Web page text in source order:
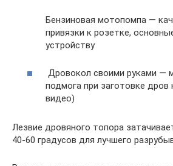
Бензиновая мотопомпа —
привязки к розетке,
устройству
Дровокол своими руками —
подмога при заготовке
видео)
Лезвие дровяного топора
40-60 градусов для лучшего